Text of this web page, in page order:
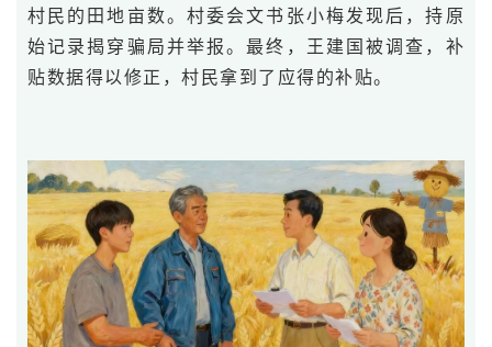
村民的田地亩数。村委会文书张小梅发现后，持原
始记录揭穿骗局并举报。最终，王建国被调查，补
贴数据得以修正，村民拿到了应得的补贴。